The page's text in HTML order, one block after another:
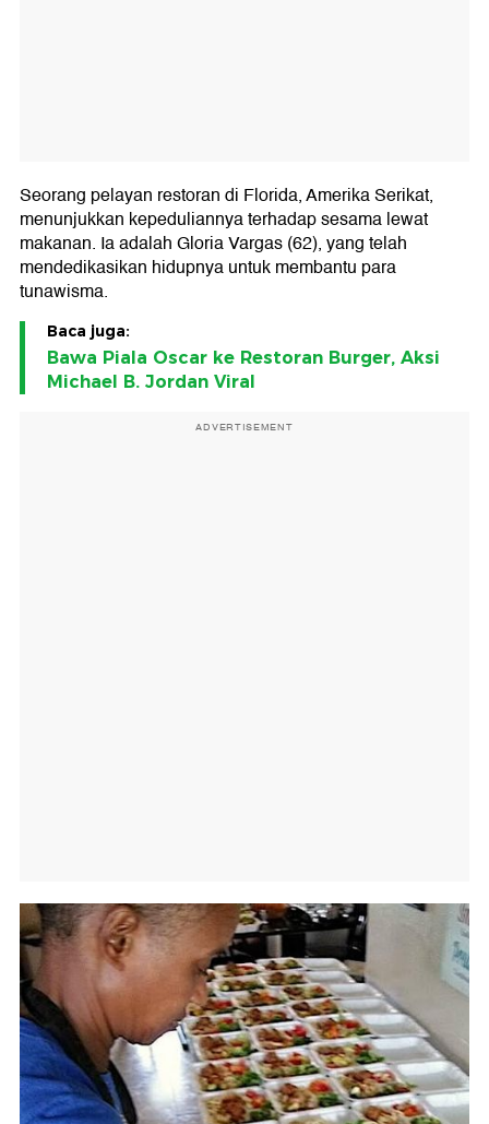
Seorang pelayan restoran di Florida, Amerika Serikat,
menunjukkan kepeduliannya terhadap sesama lewat
makanan. Ia adalah Gloria Vargas (62), yang telah
mendedikasikan hidupnya untuk membantu para
tunawisma.
Baca juga:
Bawa Piala Oscar ke Restoran Burger, Aksi
Michael B. Jordan Viral
ADVERTISEMENT